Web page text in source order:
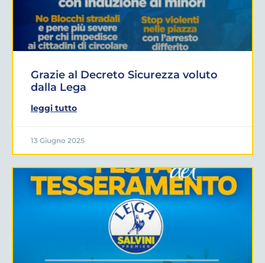
Grazie al Decreto Sicurezza voluto
dalla Lega
leggi tutto
13 Giugno 2025